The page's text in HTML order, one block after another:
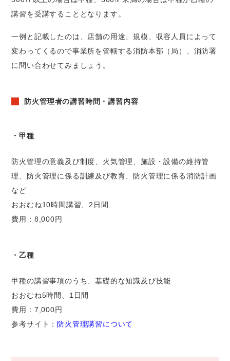
講習を受講することとなります。
一例と記載したのは、店舗の用途、規模、収容人員によって
変わってくるので事業所を管轄する消防本部（局）、消防署
に問い合わせてみましょう。
防火管理者の講習時間・講習内容
・甲種
防火管理の意義及び制度、火気管理、施設・設備の維持管
理、防火管理に係る訓練及び教育、防火管理に係る消防計画
など
おおむね10時間講習、2日間
費用：8,000円
・乙種
甲種の講習事項のうち、基礎的な知識及び技能
おおむね5時間、1日間
費用：7,000円
参考サイト： 防火管理講習について